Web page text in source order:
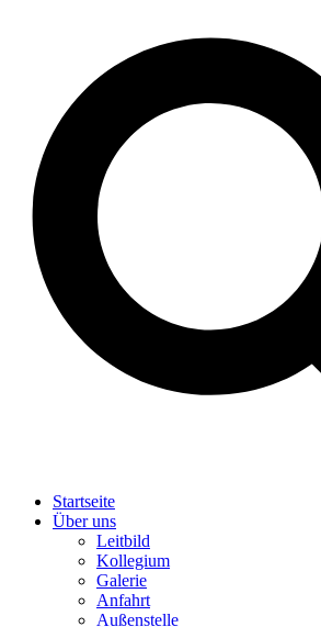
Startseite
Über uns
Leitbild
Kollegium
Galerie
Anfahrt
Außenstelle